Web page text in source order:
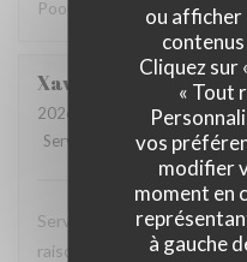
ou afficher
contenus
Cliquez sur
« Tout
vos
modifier
moment en
à gauche
Poor service. Unfriendly
Xavier
2026-04-03
- 12:15 -
Service
Ambiance:5/5
Service rapide et acueillant,
raisonnable